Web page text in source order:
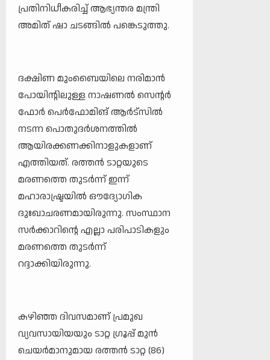
പ്രതിനിധീകരിച്ച് ആഭ്യന്തര മന്ത്രി
അമിത് ഷാ ചടങ്ങിൽ പ​ങ്കെടുത്തു.
ദക്ഷിണ മുംബൈയിലെ നരിമാൻ
പോയിന്റിലുള്ള നാഷണൽ സെന്റർ
ഫോർ പെർഫോമിങ് ആർട്സിൽ
നടന്ന പൊതുദർശനത്തിൽ
ആയിരക്കണക്കിനാളുകളാണ്
എത്തിയത്. രത്തൻ ടാറ്റയുടെ
മരണത്തെ തുടർന്ന് ഇന്ന്
മഹാരാഷ്ട്രയിൽ ഔദ്യോഗിക
ദുഃഖാചരണമായിരുന്നു. സംസ്ഥാന
സർക്കാറിന്റെ എല്ലാ പരിപാടികളും
മരണത്തെ തുടർന്ന്
റദ്ദാക്കിയിരുന്നു.
കഴിഞ്ഞ ദിവസമാണ് പ്രമുഖ
വ്യവസായിയയും ടാറ്റ ഗ്രൂപ്പ് മുൻ
ചെയർമാനുമായ രത്തൻ ടാറ്റ (86)